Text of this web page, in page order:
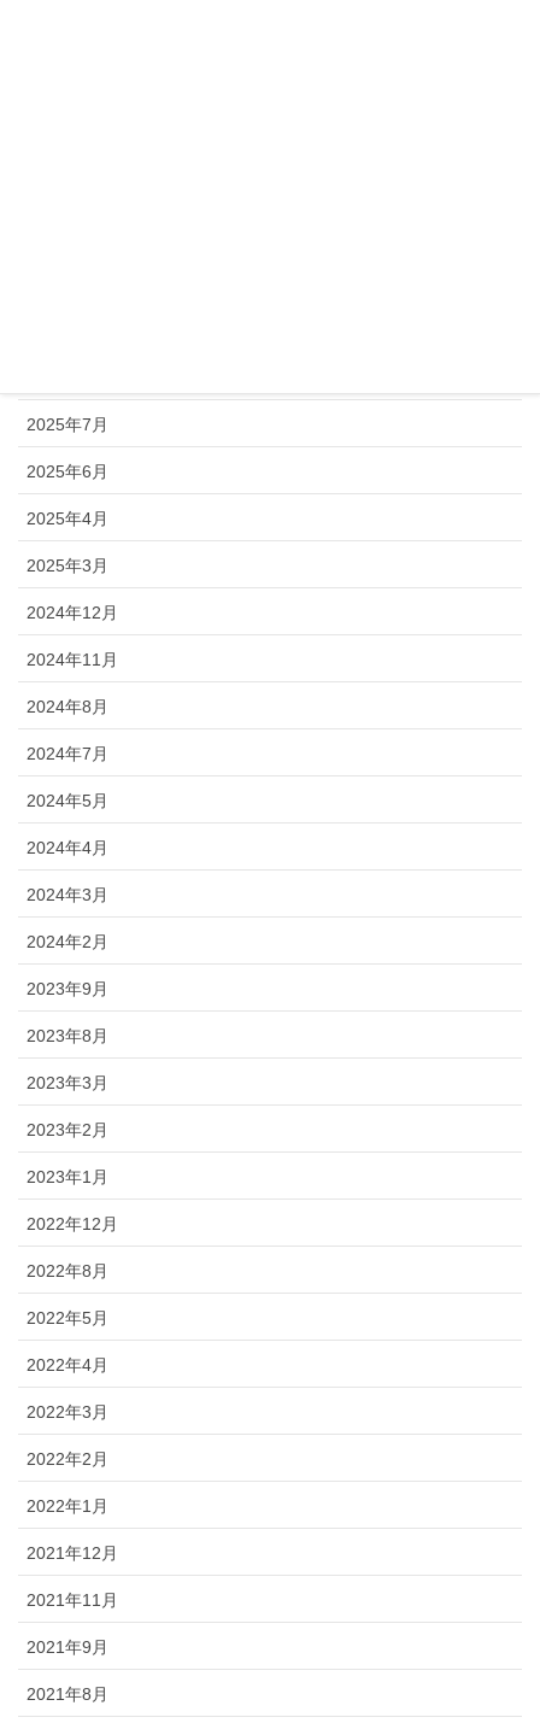
2025年7月
2025年6月
2025年4月
2025年3月
2024年12月
2024年11月
2024年8月
2024年7月
2024年5月
2024年4月
2024年3月
2024年2月
2023年9月
2023年8月
2023年3月
2023年2月
2023年1月
2022年12月
2022年8月
2022年5月
2022年4月
2022年3月
2022年2月
2022年1月
2021年12月
2021年11月
2021年9月
2021年8月